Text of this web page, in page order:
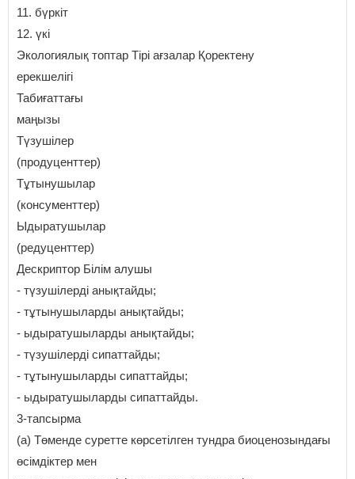
11. бүркіт
12. үкі
Экологиялық топтар Тірі ағзалар Қоректену
ерекшелігі
Табиғаттағы
маңызы
Түзушілер
(продуценттер)
Тұтынушылар
(консументтер)
Ыдыратушылар
(редуценттер)
Дескриптор Білім алушы
- түзушілерді анықтайды;
- тұтынушыларды анықтайды;
- ыдыратушыларды анықтайды;
- түзушілерді сипаттайды;
- тұтынушыларды сипаттайды;
- ыдыратушыларды сипаттайды.
3-тапсырма
(а) Төменде суретте көрсетілген тундра биоценозындағы
өсімдіктер мен